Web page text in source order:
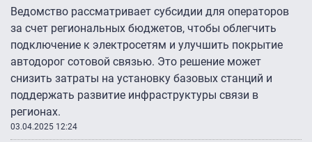
Ведомство рассматривает субсидии для операторов
за счет региональных бюджетов, чтобы облегчить
подключение к электросетям и улучшить покрытие
автодорог сотовой связью. Это решение может
снизить затраты на установку базовых станций и
поддержать развитие инфраструктуры связи в
регионах.
03.04.2025 12:24